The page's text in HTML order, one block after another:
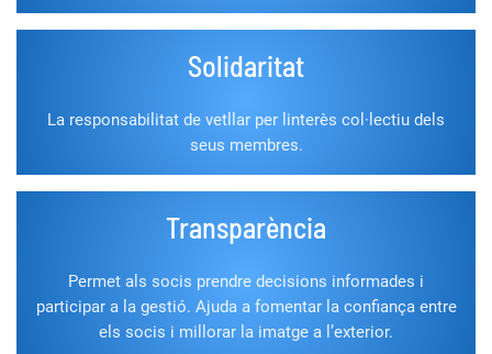
Solidaritat
La responsabilitat de vetllar per linterès col·lectiu dels
seus membres.
Transparència
Permet als socis prendre decisions informades i
participar a la gestió. Ajuda a fomentar la confiança entre
els socis i millorar la imatge a l’exterior.